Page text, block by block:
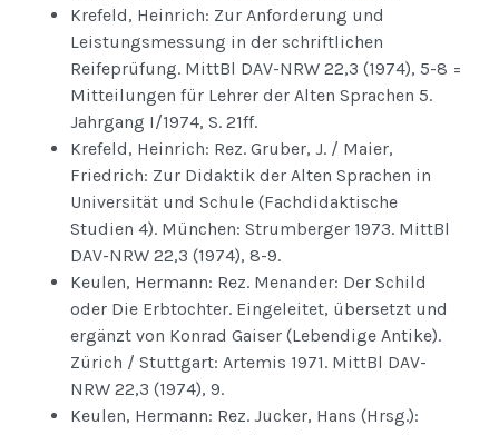
Krefeld, Heinrich: Zur Anforderung und
Leistungsmessung in der schriftlichen
Reifeprüfung. MittBl DAV-NRW 22,3 (1974), 5-8 =
Mitteilungen für Lehrer der Alten Sprachen 5.
Jahrgang I/1974, S. 21ff.
Krefeld, Heinrich: Rez. Gruber, J. / Maier,
Friedrich: Zur Didaktik der Alten Sprachen in
Universität und Schule (Fachdidaktische
Studien 4). München: Strumberger 1973. MittBl
DAV-NRW 22,3 (1974), 8-9.
Keulen, Hermann: Rez. Menander: Der Schild
oder Die Erbtochter. Eingeleitet, übersetzt und
ergänzt von Konrad Gaiser (Lebendige Antike).
Zürich / Stuttgart: Artemis 1971. MittBl DAV-
NRW 22,3 (1974), 9.
Keulen, Hermann: Rez. Jucker, Hans (Hrsg.):